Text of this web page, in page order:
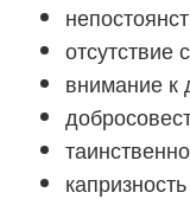
отсутствие
внимание к
капризность